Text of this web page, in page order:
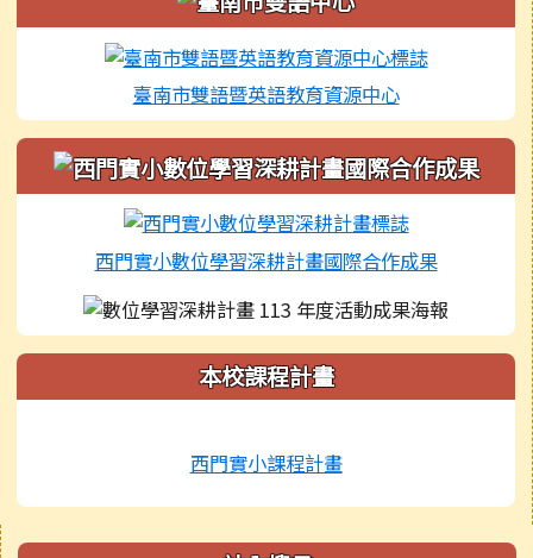
臺南市雙語暨英語教育資源中心
西門實小數位學習深耕計畫國際合作成果
本校課程計畫
西門實小課程計畫